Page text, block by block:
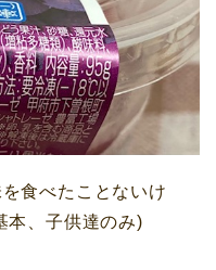
食べたことないけ
本、子供達のみ)